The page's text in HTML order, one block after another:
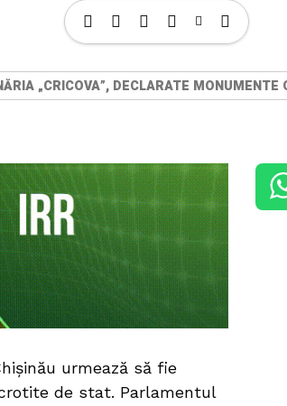
„CRICOVA”, DECLARATE
urmează să fie
de stat. Parlamentul